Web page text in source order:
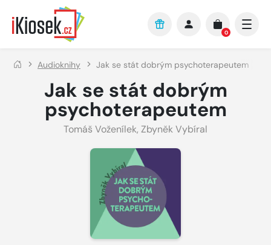
Přejít na hlavní obsah
0
Audioknihy Jak se stát dobrým psychoterapeutem
Jak se stát dobrým
psychoterapeutem
Tomáš Voženílek, Zbyněk Vybíral